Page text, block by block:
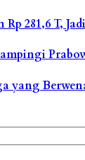
281,6 T,
yang